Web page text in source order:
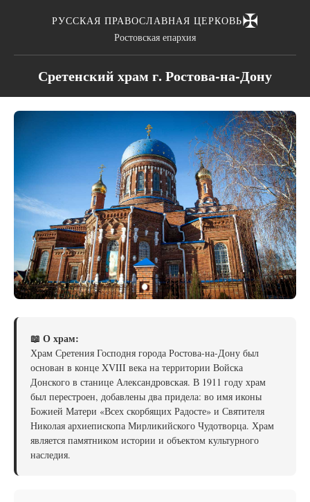
РУССКАЯ ПРАВОСЛАВНАЯ ЦЕРКОВЬ✠
Ростовская епархия
Сретенский храм г. Ростова-на-Дону
📖 О храм:
Храм Сретения Господня города Ростова-на-Дону был
основан в конце XVIII века на территории Войска
Донского в станице Александровская. В 1911 году храм
был перестроен, добавлены два придела: во имя иконы
Божией Матери «Всех скорбящих Радосте» и Святителя
Николая архиепископа Мирликийского Чудотворца. Храм
является памятником истории и объектом культурного
наследия.